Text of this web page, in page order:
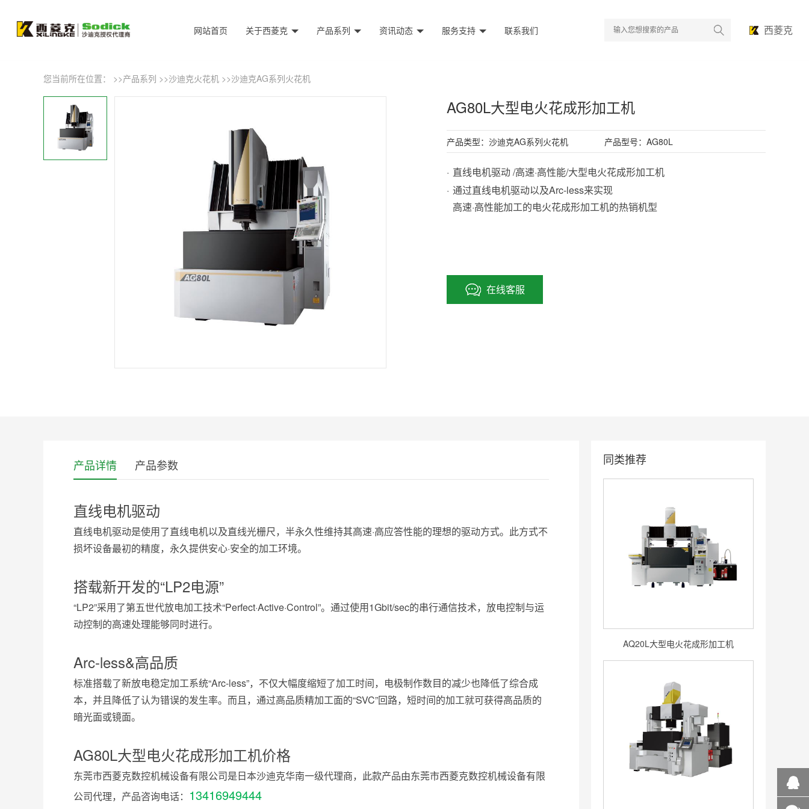
网站首页 关于西菱克 产品系列 资讯动态 服务支持 联系我们 西菱克
您当前所在位置： >>产品系列 >>沙迪克火花机 >>沙迪克AG系列火花机
AG80L大型电火花成形加工机
产品类型：沙迪克AG系列火花机 产品型号：AG80L
直线电机驱动 /高速·高性能/大型电火花成形加工机
通过直线电机驱动以及Arc-less来实现
高速·高性能加工的电火花成形加工机的热销机型
在线客服
产品详情 产品参数
直线电机驱动
直线电机驱动是使用了直线电机以及直线光栅尺，半永久性维持其高速·高应答性能的理想的驱动方式。此方式不
损坏设备最初的精度，永久提供安心·安全的加工环境。
搭载新开发的“LP2电源”
“LP2”采用了第五世代放电加工技术“Perfect·Active·Control”。通过使用1Gbit/sec的串行通信技术，放电控制与运
动控制的高速处理能够同时进行。
Arc-less&高品质
标准搭载了新放电稳定加工系统“Arc-less”，不仅大幅度缩短了加工时间，电极制作数目的减少也降低了综合成
本，并且降低了认为错误的发生率。而且，通过高品质精加工面的“SVC”回路，短时间的加工就可获得高品质的
暗光面或镜面。
AG80L大型电火花成形加工机价格
东莞市西菱克数控机械设备有限公司是日本沙迪克华南一级代理商，此款产品由东莞市西菱克数控机械设备有限
公司代理，产品咨询电话： 13416949444
同类推荐
AD32Ls高速电火花放电加工机
AD35L高速电火花放电加工机機
AQ20L大型电火花成形加工机